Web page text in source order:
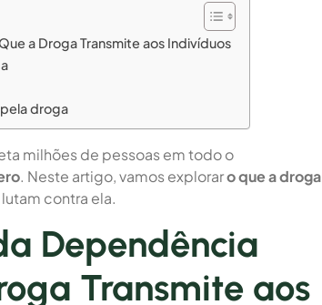
a Droga Transmite aos Indivíduos
droga
milhões de pessoas em todo o
. Neste artigo, vamos exploraro que a droga
contra ela.
Dependência
Transmite aos